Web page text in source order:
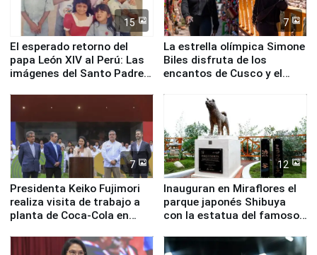
15
El esperado retorno del
papa León XIV al Perú: Las
imágenes del Santo Padre
7
La estrella olímpica Simone
Biles disfruta de los
encantos de Cusco y el
7
Presidenta Keiko Fujimori
realiza visita de trabajo a
planta de Coca-Cola en
12
Inauguran en Miraflores el
parque japonés Shibuya
con la estatua del famoso